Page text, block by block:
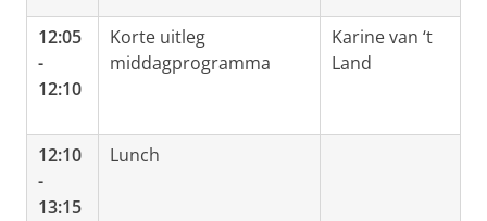
12:05
-
12:10
Korte uitleg
middagprogramma
Karine van ‘t
Land
12:10
-
13:15
Lunch